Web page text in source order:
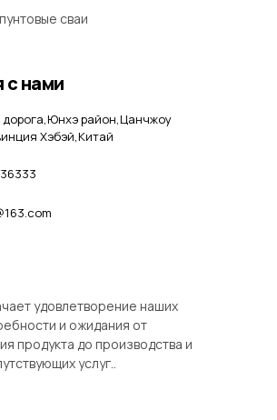
сваи
с нами
район,Цанчжоу
Хэбэй,Китай
удовлетворение наших
и ожидания от
продукта до производства и
услуг..